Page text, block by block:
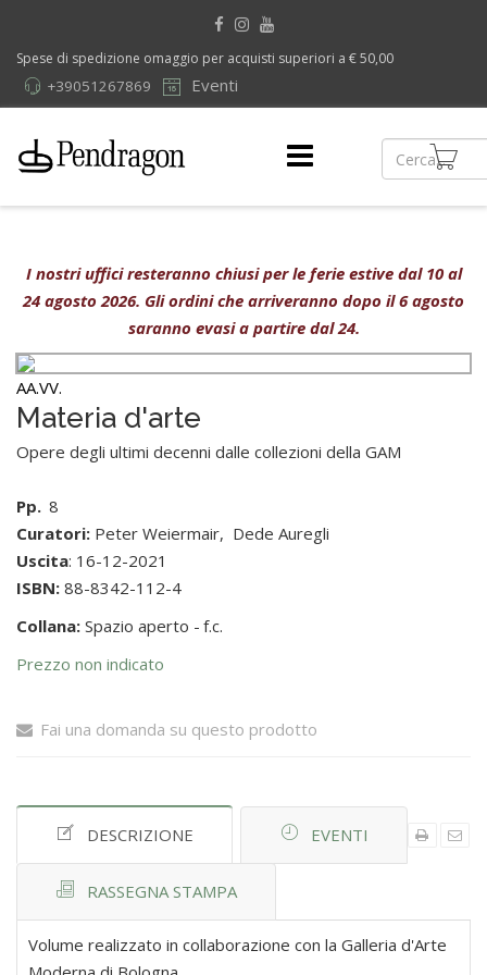
Spese di spedizione omaggio per acquisti superiori a € 50,00
Eventi
+39051267869
I nostri uffici resteranno chiusi per le ferie estive dal 10 al
24 agosto 2026. Gli ordini che arriveranno dopo il 6 agosto
saranno evasi a partire dal 24.
AA.VV.
Materia d'arte
Opere degli ultimi decenni dalle collezioni della GAM
Pp. 8
Curatori: Peter Weiermair, Dede Auregli
Uscita: 16-12-2021
ISBN: 88-8342-112-4
Collana: Spazio aperto - f.c.
Prezzo non indicato
Fai una domanda su questo prodotto
DESCRIZIONE EVENTI
RASSEGNA STAMPA
Volume realizzato in collaborazione con la Galleria d'Arte